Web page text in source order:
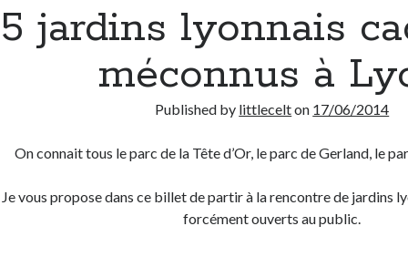
5 jardins lyonnais
méconnus à
Published by littlecelton 17/06/2014
On connait tous le parc de la Tête d’Or, le parc de Gerland, le
Je vous propose dans ce billet de partir à la rencontre de jardins
forcément ouverts au public.